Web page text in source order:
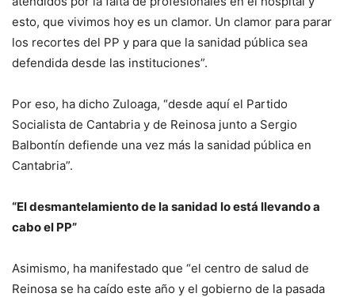
esto, que vivimos hoy es un clamor. Un clamor para parar
los recortes del PP y para que la sanidad pública sea
defendida desde las instituciones”.
Por eso, ha dicho Zuloaga, “desde aquí el Partido
Socialista de Cantabria y de Reinosa junto a Sergio
Balbontín defiende una vez más la sanidad pública en
Cantabria”.
“El desmantelamiento de la sanidad lo está llevando a
cabo el PP”
Asimismo, ha manifestado que “el centro de salud de
Reinosa se ha caído este año y el gobierno de la pasada